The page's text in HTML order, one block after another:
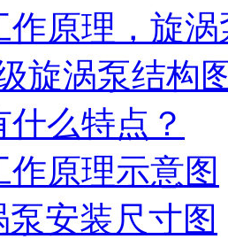
作原理，旋
旋涡泵结构
么特点？
作原理示意图
安装尺寸图